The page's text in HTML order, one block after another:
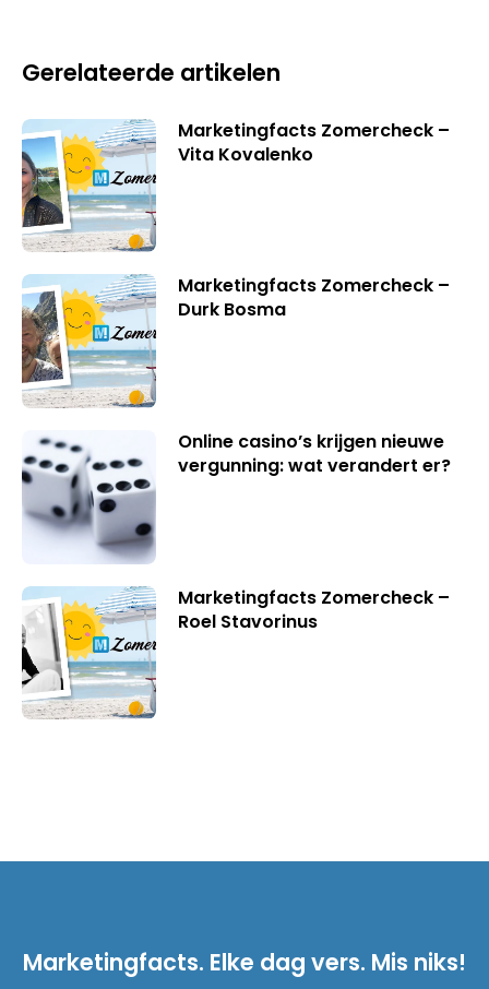
Gerelateerde artikelen
Marketingfacts Zomercheck –
Vita Kovalenko
Marketingfacts Zomercheck –
Durk Bosma
Online casino’s krijgen nieuwe
vergunning: wat verandert er?
Marketingfacts Zomercheck –
Roel Stavorinus
Marketingfacts. Elke dag vers. Mis niks!